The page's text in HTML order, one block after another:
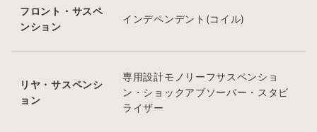
フロント・サスペ
ンション
インデペンデント(コイル)
リヤ・サスペンシ
ョン
専用設計モノリーフサスペンショ
ン・ショックアブソーバー・スタビ
ライザー